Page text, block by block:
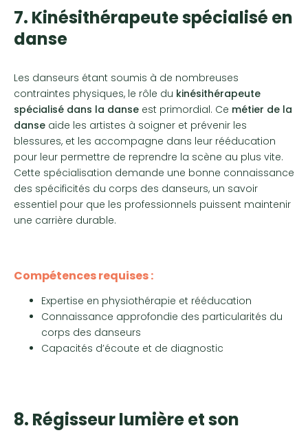
7. Kinésithérapeute spécialisé en
danse
Les danseurs étant soumis à de nombreuses
contraintes physiques, le rôle du kinésithérapeute
spécialisé dans la danse est primordial. Ce métier de la
danse aide les artistes à soigner et prévenir les
blessures, et les accompagne dans leur rééducation
pour leur permettre de reprendre la scène au plus vite.
Cette spécialisation demande une bonne connaissance
des spécificités du corps des danseurs, un savoir
essentiel pour que les professionnels puissent maintenir
une carrière durable.
Compétences requises :
Expertise en physiothérapie et rééducation
Connaissance approfondie des particularités du
corps des danseurs
Capacités d’écoute et de diagnostic
8. Régisseur lumière et son